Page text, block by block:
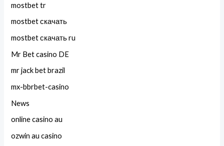
mostbet tr
mostbet скачать
mostbet скачать ru
Mr Bet casino DE
mr jack bet brazil
mx-bbrbet-casino
News
online casino au
ozwin au casino